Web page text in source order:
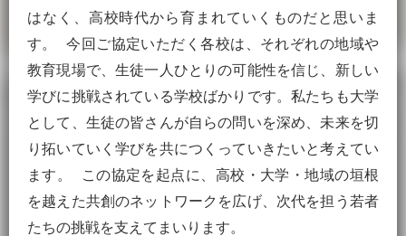
はなく、高校時代から育まれていくものだと思いま
す。 今回ご協定いただく各校は、それぞれの地域や
教育現場で、生徒一人ひとりの可能性を信じ、新しい
学びに挑戦されている学校ばかりです。私たちも大学
として、生徒の皆さんが自らの問いを深め、未来を切
り拓いていく学びを共につくっていきたいと考えてい
ます。 この協定を起点に、高校・大学・地域の垣根
を越えた共創のネットワークを広げ、次代を担う若者
たちの挑戦を支えてまいります。